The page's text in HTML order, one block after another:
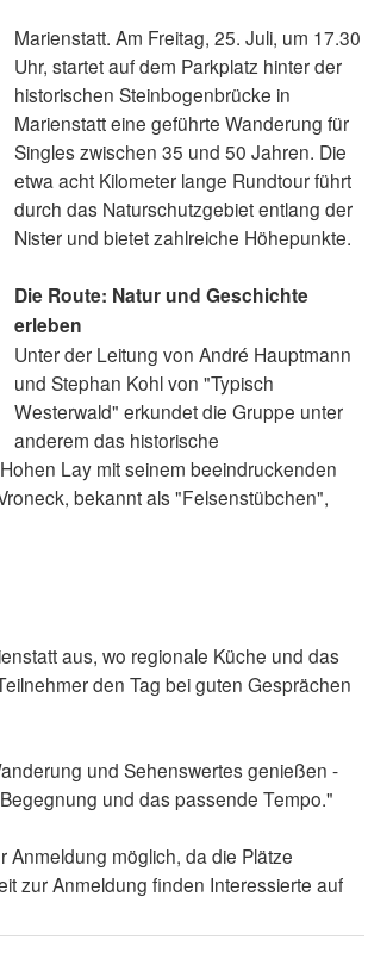
Marienstatt. Am Freitag, 25. Juli, um 17.30
Uhr, startet auf dem Parkplatz hinter der
historischen Steinbogenbrücke in
Marienstatt eine geführte Wanderung für
Singles zwischen 35 und 50 Jahren. Die
etwa acht Kilometer lange Rundtour führt
durch das Naturschutzgebiet entlang der
Nister und bietet zahlreiche Höhepunkte.
Die Route: Natur und Geschichte
erleben
Unter der Leitung von André Hauptmann
und Stephan Kohl von "Typisch
Westerwald" erkundet die Gruppe unter
anderem das historische
Lay mit seinem beeindruckenden
bekannt als "Felsenstübchen",
aus, wo regionale Küche und das
den Tag bei guten Gesprächen
und Sehenswertes genießen -
und das passende Tempo."
Anmeldung möglich, da die Plätze
zur Anmeldung finden Interessierte auf